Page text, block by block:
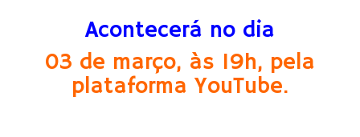
Acontecerá no dia
03 de março, às 19h, pela
plataforma YouTube.